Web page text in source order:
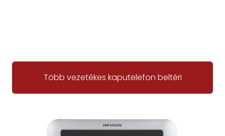
Több vezetékes kaputelefon beltéri